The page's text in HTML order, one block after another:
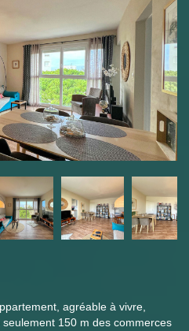
agréable à vivre,
150 m des commerces